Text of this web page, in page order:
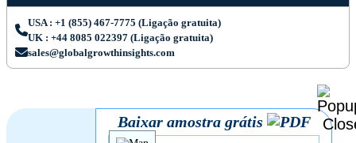
USA : +1 (855) 467-7775 (Ligação gratuita)
UK : +44 8085 022397 (Ligação gratuita)
sales@globalgrowthinsights.com
Baixar amostra grátis